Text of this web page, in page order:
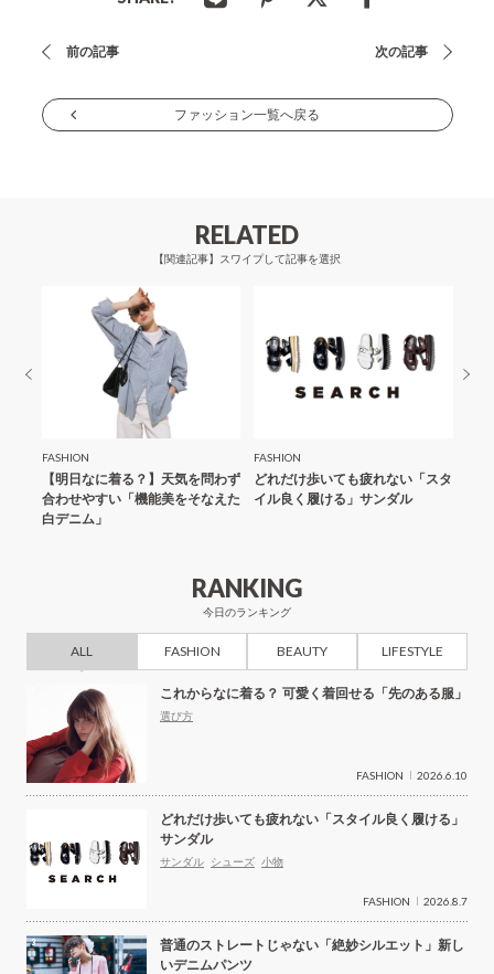
投
ナ
前の記事 次の記事
ファッション一覧へ戻る
RELATED
【関連記事】スワイプして記事を選択
FASHION
【明日なに着る？】天気を問わず
合わせやすい「機能美をそなえた
白デニム」
FASHION
どれだけ歩いても疲れない「スタ
イル良く履ける」サンダル
RANKING
今日のランキング
ALL FASHION BEAUTY LIFESTYLE
これからなに着る？ 可愛く着回せる「先のある服」
選び方
FASHION 2026.6.10
どれだけ歩いても疲れない「スタイル良く履ける」
サンダル
サンダル シューズ 小物
FASHION 2026.8.7
普通のストレートじゃない「絶妙シルエット」新し
いデニムパンツ